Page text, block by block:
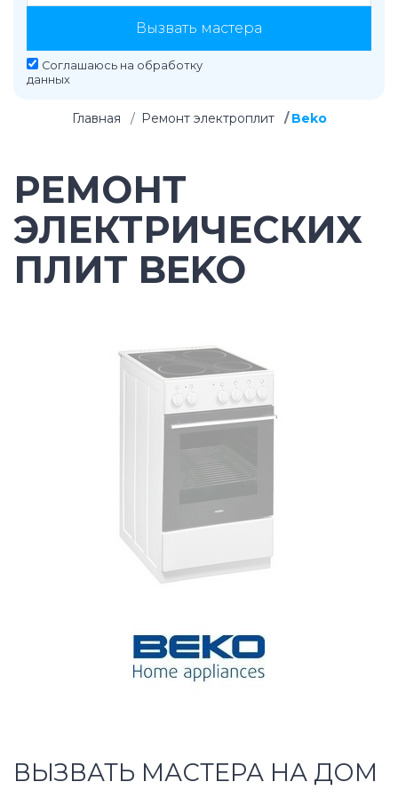
Вызвать мастера
Соглашаюсь на обработку
данных
Главная Ремонт электроплит Beko
РЕМОНТ
ЭЛЕКТРИЧЕСКИХ
ПЛИТ BEKO
ВЫЗВАТЬ МАСТЕРА НА ДОМ